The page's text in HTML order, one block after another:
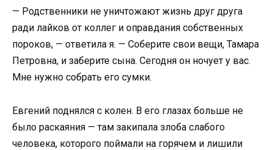
— Родственники не уничтожают жизнь друг друга
ради лайков от коллег и оправдания собственных
пороков, — ответила я. — Соберите свои вещи, Тамара
Петровна, и заберите сына. Сегодня он ночует у вас.
Мне нужно собрать его сумки.
Евгений поднялся с колен. В его глазах больше не
было раскаяния — там закипала злоба слабого
человека, которого поймали на горячем и лишили